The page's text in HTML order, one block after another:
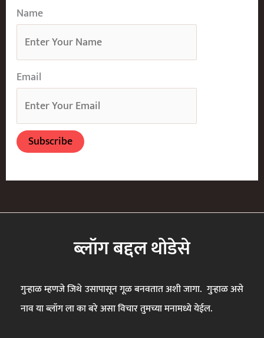
Name
Email
ब्लॉग बद्दल थोडेसे
गुऱ्हाळ म्हणजे जिथे उसापासून गूळ बनवतात अशी जागा. गुऱ्हाळ असे
नाव या ब्लॉग ला का बरे असा विचार तुमच्या मनामध्ये येईल.